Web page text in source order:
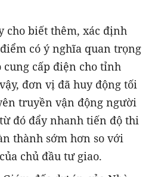
cho biết thêm, xác định
có ý nghĩa quan trọng
cung cấp điện cho tỉnh
đơn vị đã huy động tối
truyền vận động người
đó đẩy nhanh tiến độ thi
thành sớm hơn so với
chủ đầu tư giao.